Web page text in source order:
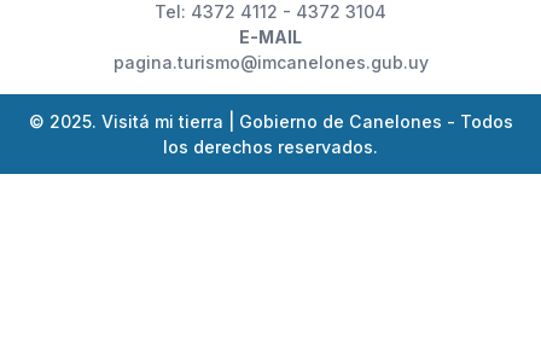
Tel: 4372 4112 - 4372 3104
E-MAIL
pagina.turismo@imcanelones.gub.uy
© 2025. Visitá mi tierra | Gobierno de Canelones - Todos
los derechos reservados.